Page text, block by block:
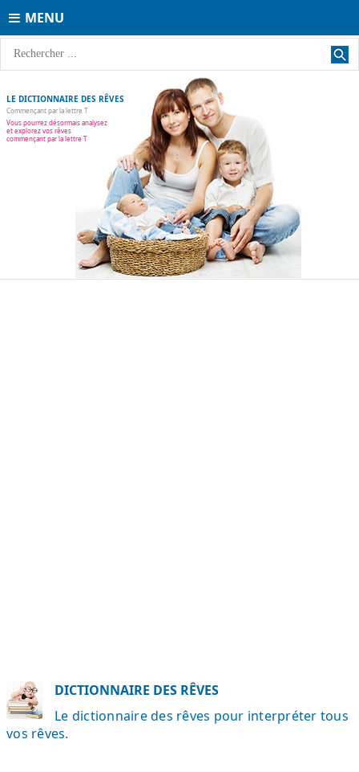
MENU
LE DICTIONNAIRE DES RÊVES
Commençant par la lettre T
Vous pourrez désormais analysez
et explorez vos rêves
commençant par la lettre T
DICTIONNAIRE DES RÊVES
Le dictionnaire des rêves pour interpréter tous
vos rêves.